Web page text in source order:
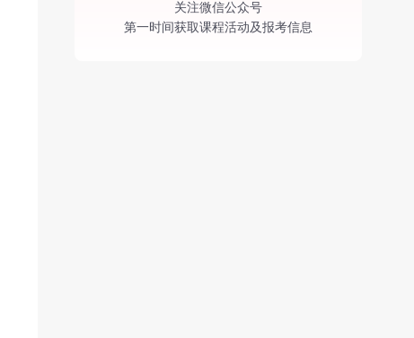
关注微信公众号
第一时间获取课程活动及报考信息